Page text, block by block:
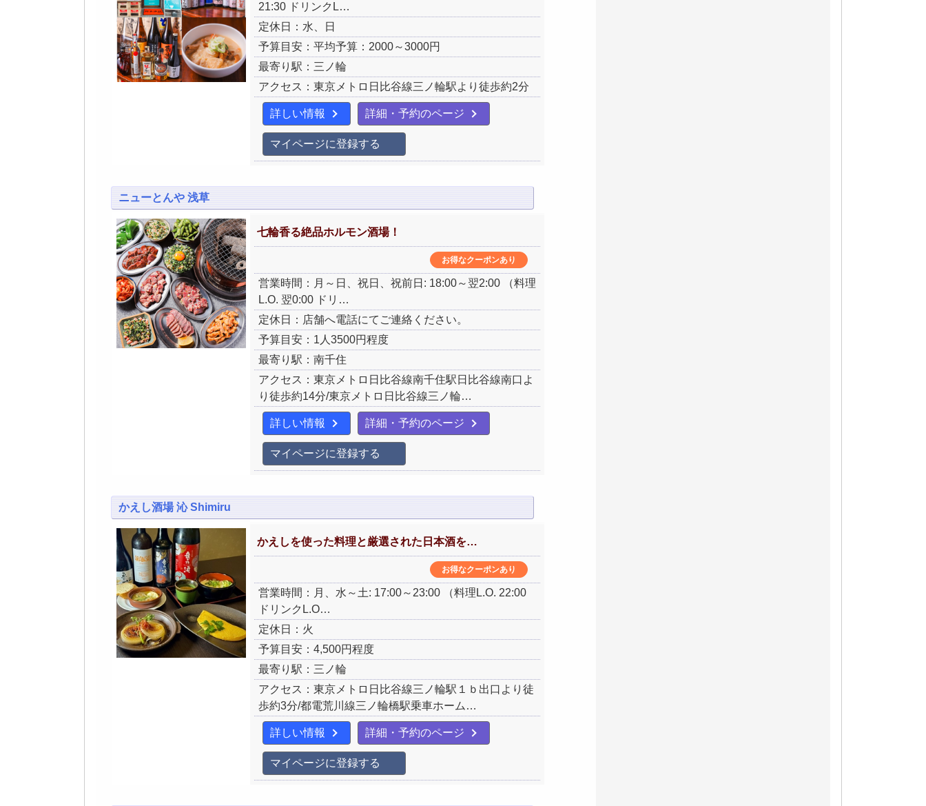
21:30 ドリンクL…
定休日：水、日
予算目安：平均予算：2000～3000円
最寄り駅：三ノ輪
アクセス：東京メトロ日比谷線三ノ輪駅より徒歩約2分
詳しい情報 詳細・予約のページ
マイページに登録する
ニューとんや 浅草
七輪香る絶品ホルモン酒場！
お得なクーポンあり
営業時間：月～日、祝日、祝前日: 18:00～翌2:00 （料理
L.O. 翌0:00 ドリ…
定休日：店舗へ電話にてご連絡ください。
予算目安：1人3500円程度
最寄り駅：南千住
アクセス：東京メトロ日比谷線南千住駅日比谷線南口よ
り徒歩約14分/東京メトロ日比谷線三ノ輪…
詳しい情報 詳細・予約のページ
マイページに登録する
かえし酒場 沁 Shimiru
かえしを使った料理と厳選された日本酒を…
お得なクーポンあり
営業時間：月、水～土: 17:00～23:00 （料理L.O. 22:00
ドリンクL.O…
定休日：火
予算目安：4,500円程度
最寄り駅：三ノ輪
アクセス：東京メトロ日比谷線三ノ輪駅１ｂ出口より徒
歩約3分/都電荒川線三ノ輪橋駅乗車ホーム…
詳しい情報 詳細・予約のページ
マイページに登録する